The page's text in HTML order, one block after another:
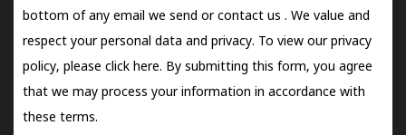
bottom of any email we send orcontact us . We value and
respect your personal data and privacy. To view our privacy
policy, please click here. By submitting this form, you agree
that we may process your information in accordance with
these terms.